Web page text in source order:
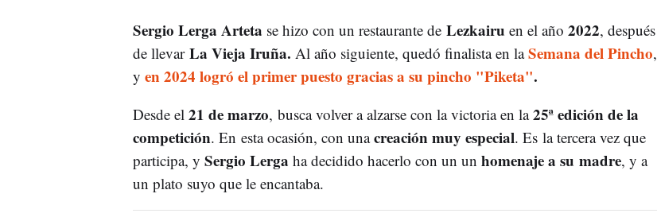
Sergio Lerga Arteta se hizo con un restaurante de Lezkairu en el año 2022, después
de llevarLa Vieja Iruña. Al año siguiente, quedó finalista en laSemana del Pincho,
y en 2024 logró el primer puesto gracias a su pincho "Piketa".
Desde el 21 de marzo, busca volver a alzarse con la victoria en la25ª edición de la
competición. En esta ocasión, con unacreación muy especial. Es la tercera vez que
participa, y Sergio Lerga ha decidido hacerlo con un un homenaje a su madre, y a
un plato suyo que le encantaba.